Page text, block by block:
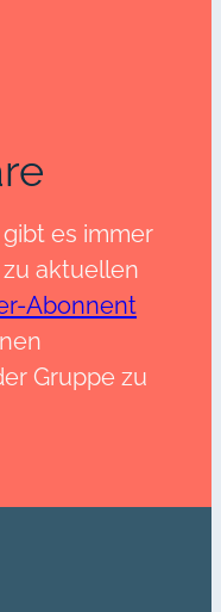
es immer
aktuellen
Abonnent
Gruppe zu